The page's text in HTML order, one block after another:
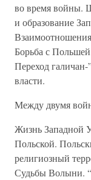
во время войны.
и образование
Борьба с
Переход
власти.
Между двумя
Жизнь Западной
Польской.
религиозный
Судьбы Волыни.